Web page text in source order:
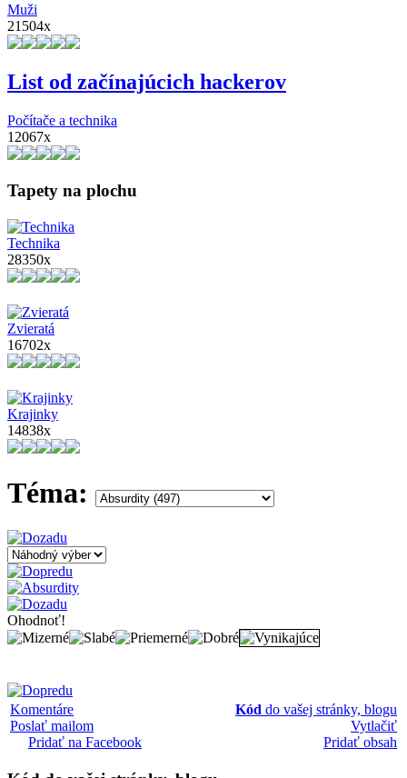
Muži
21504x
List od začínajúcich hackerov
Počítače a technika
12067x
Tapety na plochu
Technika
28350x
Zvieratá
16702x
Krajinky
14838x
Téma:
Ohodnoť!
Komentáre
Poslať mailom
Pridať na Facebook
Kód do vašej stránky, blogu
Vytlačiť
Pridať obsah